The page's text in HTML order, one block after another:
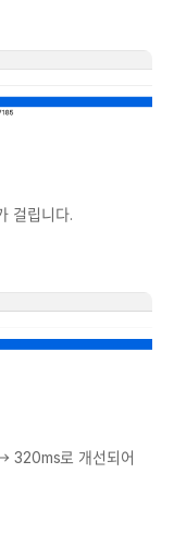
걸립니다.
320ms로 개선되어